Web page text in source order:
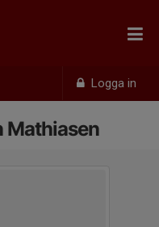
Logga in
Mathiasen